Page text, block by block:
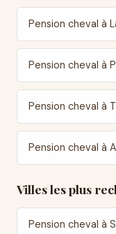
Pension cheval à
Pension cheval à
Pension cheval à
Pension cheval à
Villes les plus
Pension cheval à